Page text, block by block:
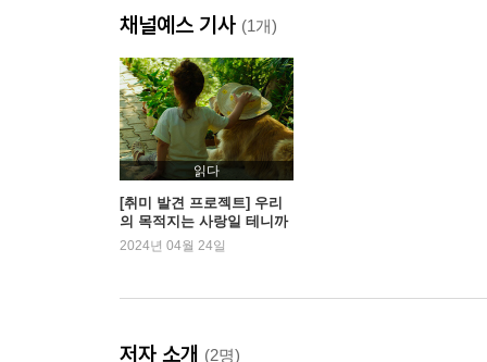
채널예스 기사 (1개)
읽다
[취미 발견 프로젝트] 우리
의 목적지는 사랑일 테니까
2024년 04월 24일
저자 소개 (2명)